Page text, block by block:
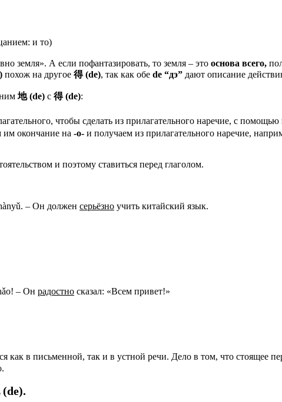
и то)
земля». А если пофантазировать, то земля – это основа всего,
) похож на другое 得(de), так как обе de “дэ” дают описание
地(de) с 得(de):
чтобы сделать из прилагательного наречие, с
им окончание на -о- и получаем из прилагательного наречие,
и поэтому ставиться перед глаголом.
– Он должен серьёзно учить китайский язык.
– Он радостно сказал: «Всем привет!»
как в письменной, так и в устной речи. Дело в том, что стоящее
(de).